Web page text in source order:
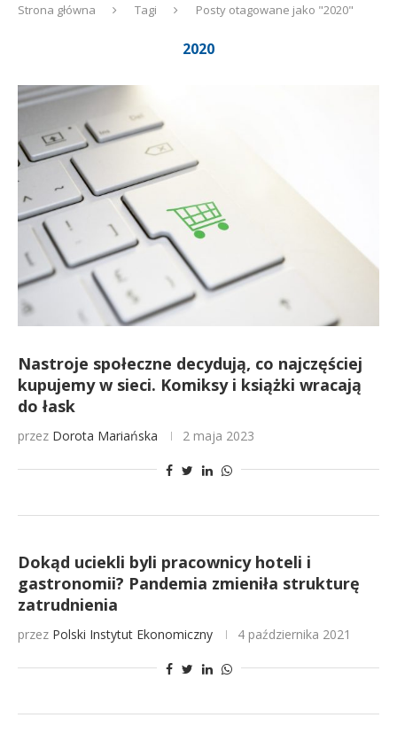
Strona główna Tagi Posty otagowane jako "2020"
2020
Nastroje społeczne decydują, co najczęściej
kupujemy w sieci. Komiksy i książki wracają
do łask
przez Dorota Mariańska 2 maja 2023
Dokąd uciekli byli pracownicy hoteli i
gastronomii? Pandemia zmieniła strukturę
zatrudnienia
przez Polski Instytut Ekonomiczny 4 października 2021